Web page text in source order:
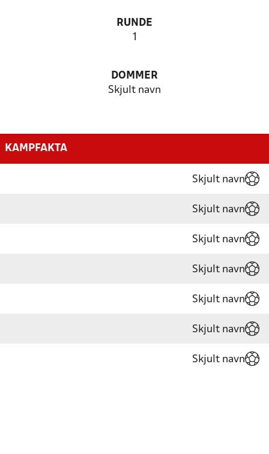
RUNDE
1
DOMMER
Skjult navn
KAMPFAKTA
Skjult navn
Skjult navn
Skjult navn
Skjult navn
Skjult navn
Skjult navn
Skjult navn